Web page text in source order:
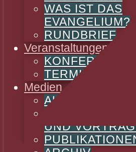
WAS IST DAS
EVANGELIUM?
RUNDBRIEF
Veranstaltungen
KONFERENZEN
TERMINE
Medien
UND